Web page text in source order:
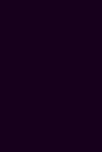
Du 22
tragen. Zum
Jede Woche
und nach die
die Therapie
Fehl­stellung ab.